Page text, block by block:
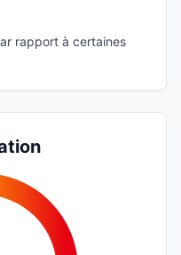
rapport à certaines